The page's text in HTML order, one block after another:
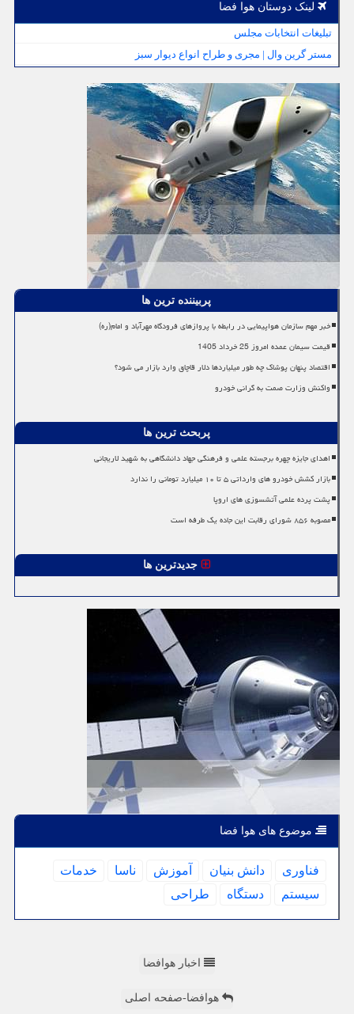
لینک دوستان هوا فضا
تبلیغات انتخابات مجلس
مستر گرین وال | مجری و طراح انواع دیوار سبز
پربیننده ترین ها
خبر مهم سازمان هواپیمایی در رابطه با پروازهای فرودگاه مهرآباد و امام(ره)
قیمت سیمان عمده امروز 25 خرداد 1405
اقتصاد پنهان پوشاک چه طور میلیاردها دلار قاچاق وارد بازار می شود؟
واکنش وزارت صمت به گرانی خودرو
پربحث ترین ها
اهدای جایزه چهره برجسته علمی و فرهنگی جهاد دانشگاهی به شهید لاریجانی
بازار کشش خودرو های وارداتی ۵ تا ۱۰ میلیارد تومانی را ندارد
پشت پرده علمی آتشسوزی های اروپا
مصوبه ۸۵۶ شورای رقابت این جاده یک طرفه است
جدیدترین ها
موضوع های هوا فضا
فناوری دانش بنیان آموزش ناسا
خدمات
سیستم
دستگاه طراحی
اخبار هوافضا
هوافضا-صفحه اصلی